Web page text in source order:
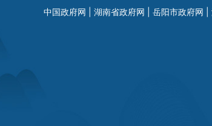
中国政府网 湖南省政府网 岳阳市政府网